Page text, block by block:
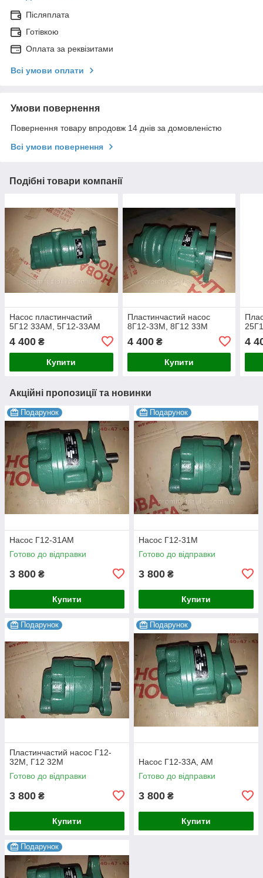
Післяплата
Готівкою
Оплата за реквізитами
Всі умови оплати
Умови повернення
Повернення товару впродовж 14 днів за домовленістю
Всі умови повернення
Подібні товари компанії
Насос пластинчастий
5Г12 33АМ, 5Г12-33АМ
4 400 ₴
Купити
Пластинчастий насос
8Г12-33М, 8Г12 33М
4 400₴
Купити
4
Акційні пропозиції та новинки
Подарунок
Насос Г12-31АМ
Готово до відправки
3 800 ₴
Купити
Подарунок
Насос Г12-31М
Готово до відправки
3 800 ₴
Купити
Подарунок
Пластинчастий насос Г12-
32М, Г12 32М
Готово до відправки
3 800 ₴
Купити
Подарунок
Насос Г12-33А, АМ
Готово до відправки
3 800 ₴
Купити
Подарунок